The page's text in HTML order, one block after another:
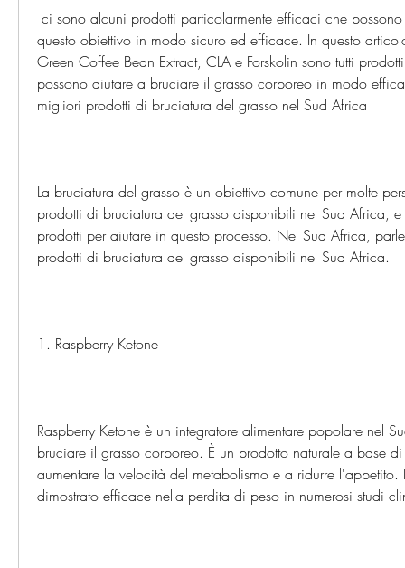
questo obiettivo in modo sicuro ed efficace. In questo
Green Coffee Bean Extract, CLA e Forskolin sono tutti
possono aiutare a bruciare il grasso corporeo in modo
migliori prodotti di bruciatura del grasso nel Sud Africa
La bruciatura del grasso è un obiettivo comune per molte
prodotti di bruciatura del grasso disponibili nel Sud Africa,
prodotti per aiutare in questo processo. Nel Sud Africa,
prodotti di bruciatura del grasso disponibili nel Sud Africa.
1. Raspberry Ketone
Raspberry Ketone è un integratore alimentare popolare nel
bruciare il grasso corporeo. È un prodotto naturale a base
aumentare la velocità del metabolismo e a ridurre l'appetito.
dimostrato efficace nella perdita di peso in numerosi studi